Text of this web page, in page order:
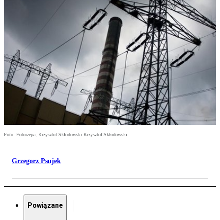
Foto: Fotorzepa, Krzysztof Skłodowski Krzysztof Skłodowski
Grzegorz Psujek
Powiązane